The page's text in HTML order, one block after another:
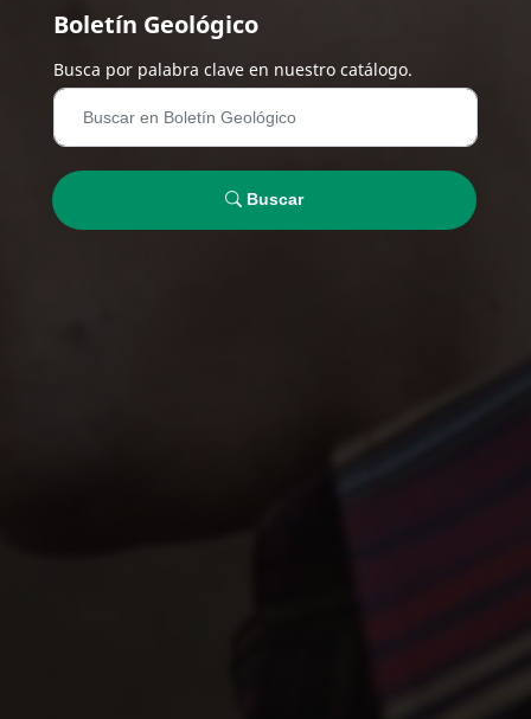
Boletín Geológico
Busca por palabra clave en nuestro catálogo.
Buscar